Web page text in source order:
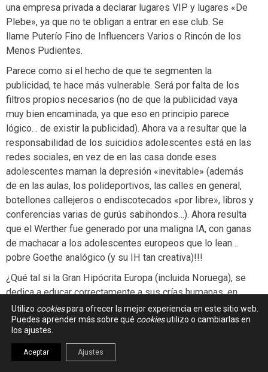
una empresa privada a declarar lugares VIP y lugares «De
Plebe», ya que no te obligan a entrar en ese club. Se
llame Puterío Fino de Influencers Varios o Rincón de los
Menos Pudientes.
Parece como si el hecho de que te segmenten la
publicidad, te hace más vulnerable. Será por falta de los
filtros propios necesarios (no de que la publicidad vaya
muy bien encaminada, ya que eso en principio parece
lógico… de existir la publicidad). Ahora va a resultar que la
responsabilidad de los suicidios adolescentes está en las
redes sociales, en vez de en las casa donde eses
adolescentes maman la depresión «inevitable» (además
de en las aulas, los polideportivos, las calles en general,
botellones callejeros o endiscotecados «por libre», libros y
conferencias varias de gurús sabihondos…). Ahora resulta
que el Werther fue generado por una maligna IA, con ganas
de machacar a los adolescentes europeos que lo lean…
pobre Goethe analógico (y su IH tan creativa)!!!
¿Qué tal si la Gran Hipócrita Europa (incluida Noruega), se
dedica a educar correctamente a sus crías humanas, en
vez de domesticarlas? Para que sean capaces de afrontar
una realidad cambiante, cada vez más rápida, y no dejarse
llevar por la megalomanía de proyectos inacabados de ser
humano (HS), como fueron, o son, Hitler, Stalin, genocidas
de los Balcanes… o el neozar ruso Putin??????
Utilizo cookiespara ofrecer la mejor experiencia en este sitio web.
Puedes aprender más sobre qué cookiesutilizo o cambiarlas en
los ajustes.
Aceptar Ajustes